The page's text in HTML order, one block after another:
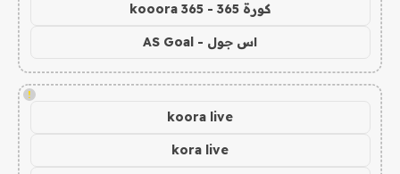
كورة 365 - kooora 365
اس جول - AS Goal
!
koora live
kora live